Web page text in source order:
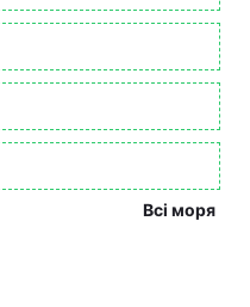
Всі моря